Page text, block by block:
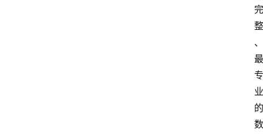
完
整
、
最
专
业
的
数